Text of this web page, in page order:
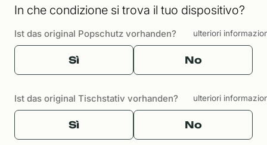
In che condizione si trova il tuo dispositivo?
Ist das original Popschutz vorhanden? ulteriori
Sì No
Ist das original Tischstativ vorhanden? ulteriori
Sì No